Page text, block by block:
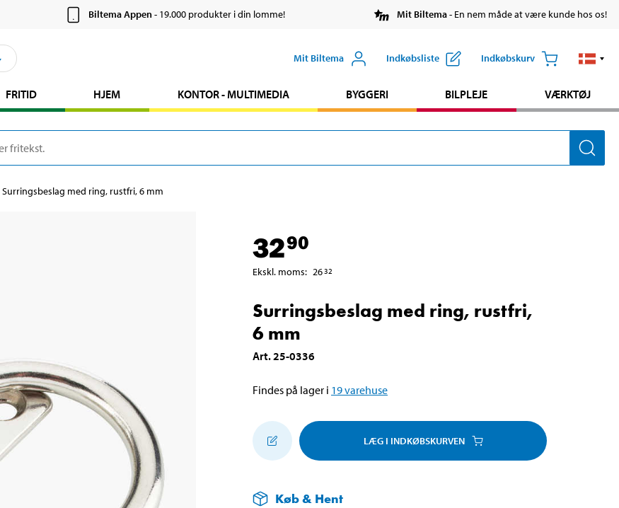
Biltema Appen- 19.000 produkter i din lomme! Mit Biltema- En nem måde at være kunde hos os!
Mit Biltema Indkøbsliste Indkøbskurv
FRITID HJEM KONTOR - MULTIMEDIA BYGGERI BILPLEJE VÆRKTØJ
Surringsbeslag med ring, rustfri, 6 mm
3290
Ekskl. moms: 2632
Surringsbeslag med ring, rustfri,
6 mm
Art.25-0336
Findes på lager i 19varehuse
LÆG I INDKØBSKURVEN
Køb & Hent